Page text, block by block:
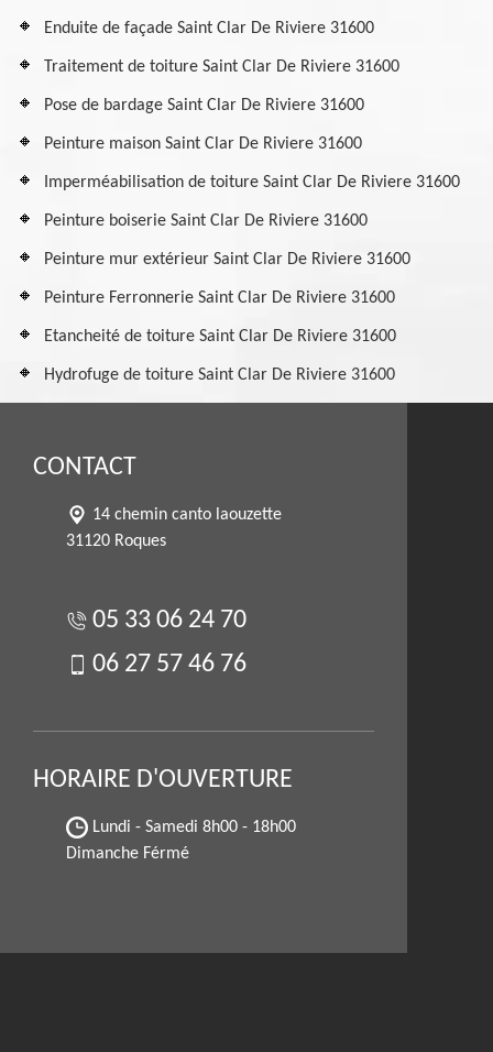
Enduite de façade Saint Clar De Riviere 31600
Traitement de toiture Saint Clar De Riviere 31600
Pose de bardage Saint Clar De Riviere 31600
Peinture maison Saint Clar De Riviere 31600
Imperméabilisation de toiture Saint Clar De Riviere 31600
Peinture boiserie Saint Clar De Riviere 31600
Peinture mur extérieur Saint Clar De Riviere 31600
Peinture Ferronnerie Saint Clar De Riviere 31600
Etancheité de toiture Saint Clar De Riviere 31600
Hydrofuge de toiture Saint Clar De Riviere 31600
CONTACT
14 chemin canto laouzette
31120 Roques
05 33 06 24 70
06 27 57 46 76
HORAIRE D'OUVERTURE
Lundi - Samedi 8h00 - 18h00
Dimanche Férmé